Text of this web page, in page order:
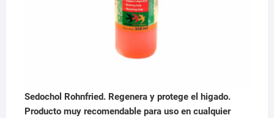
Sedochol Rohnfried. Regenera y protege el higado.
Producto muy recomendable para uso en cualquier